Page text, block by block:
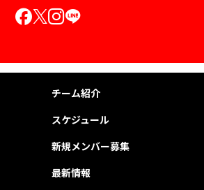
の規定に基づき利用停止等を行った場合、
を行わない旨の決定をしたときは、遅滞な
護するために必要なこれに代わるべき措置
ーポリシーの変更）
、法令その他本ポリシーに別段の定めの
します。
ブサイトに掲載したときから効力を生じ
チーム紹介
スケジュール
新規メンバー募集
最新情報